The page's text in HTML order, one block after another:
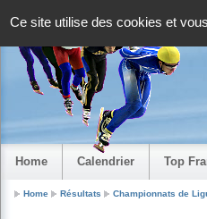
Ce site utilise des cookies et
Home Calendrier Top
Home Résultats Championnats de